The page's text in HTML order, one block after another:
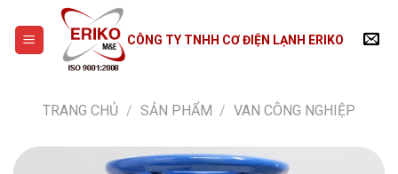
content
CÔNG TY TNHH CƠ ĐIỆN LẠNH ERIKO
TRANG CHỦ / SẢN PHẨM / VAN CÔNG NGHIỆP